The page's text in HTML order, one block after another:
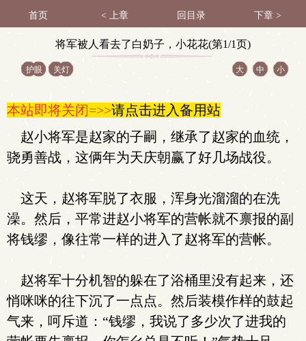
首页 < 上章 回目录 下章 >
将军被人看去了白奶子，小花花(第1/1页)
护眼 关灯 大 中 小
本站即将关闭=>>请点击进入备用站
赵小将军是赵家的子嗣，继承了赵家的血统，
骁勇善战，这俩年为天庆朝赢了好几场战役。
这天，赵将军脱了衣服，浑身光溜溜的在洗
澡。然后，平常进赵小将军的营帐就不禀报的副
将钱缪，像往常一样的进入了赵将军的营帐。
赵将军十分机智的躲在了浴桶里没有起来，还
悄咪咪的往下沉了一点点。然后装模作样的鼓起
气来，呵斥道：“钱缪，我说了多少次了进我的